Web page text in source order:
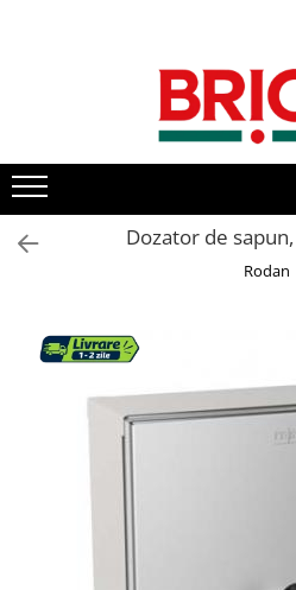
Toate Produsele
Baterii bucatarie
Baterii cada si dus
Baterii bideu si dus igienic
Accesorii baterii
Sisteme de dus
Coloane de dus
Dozator de
Rodan